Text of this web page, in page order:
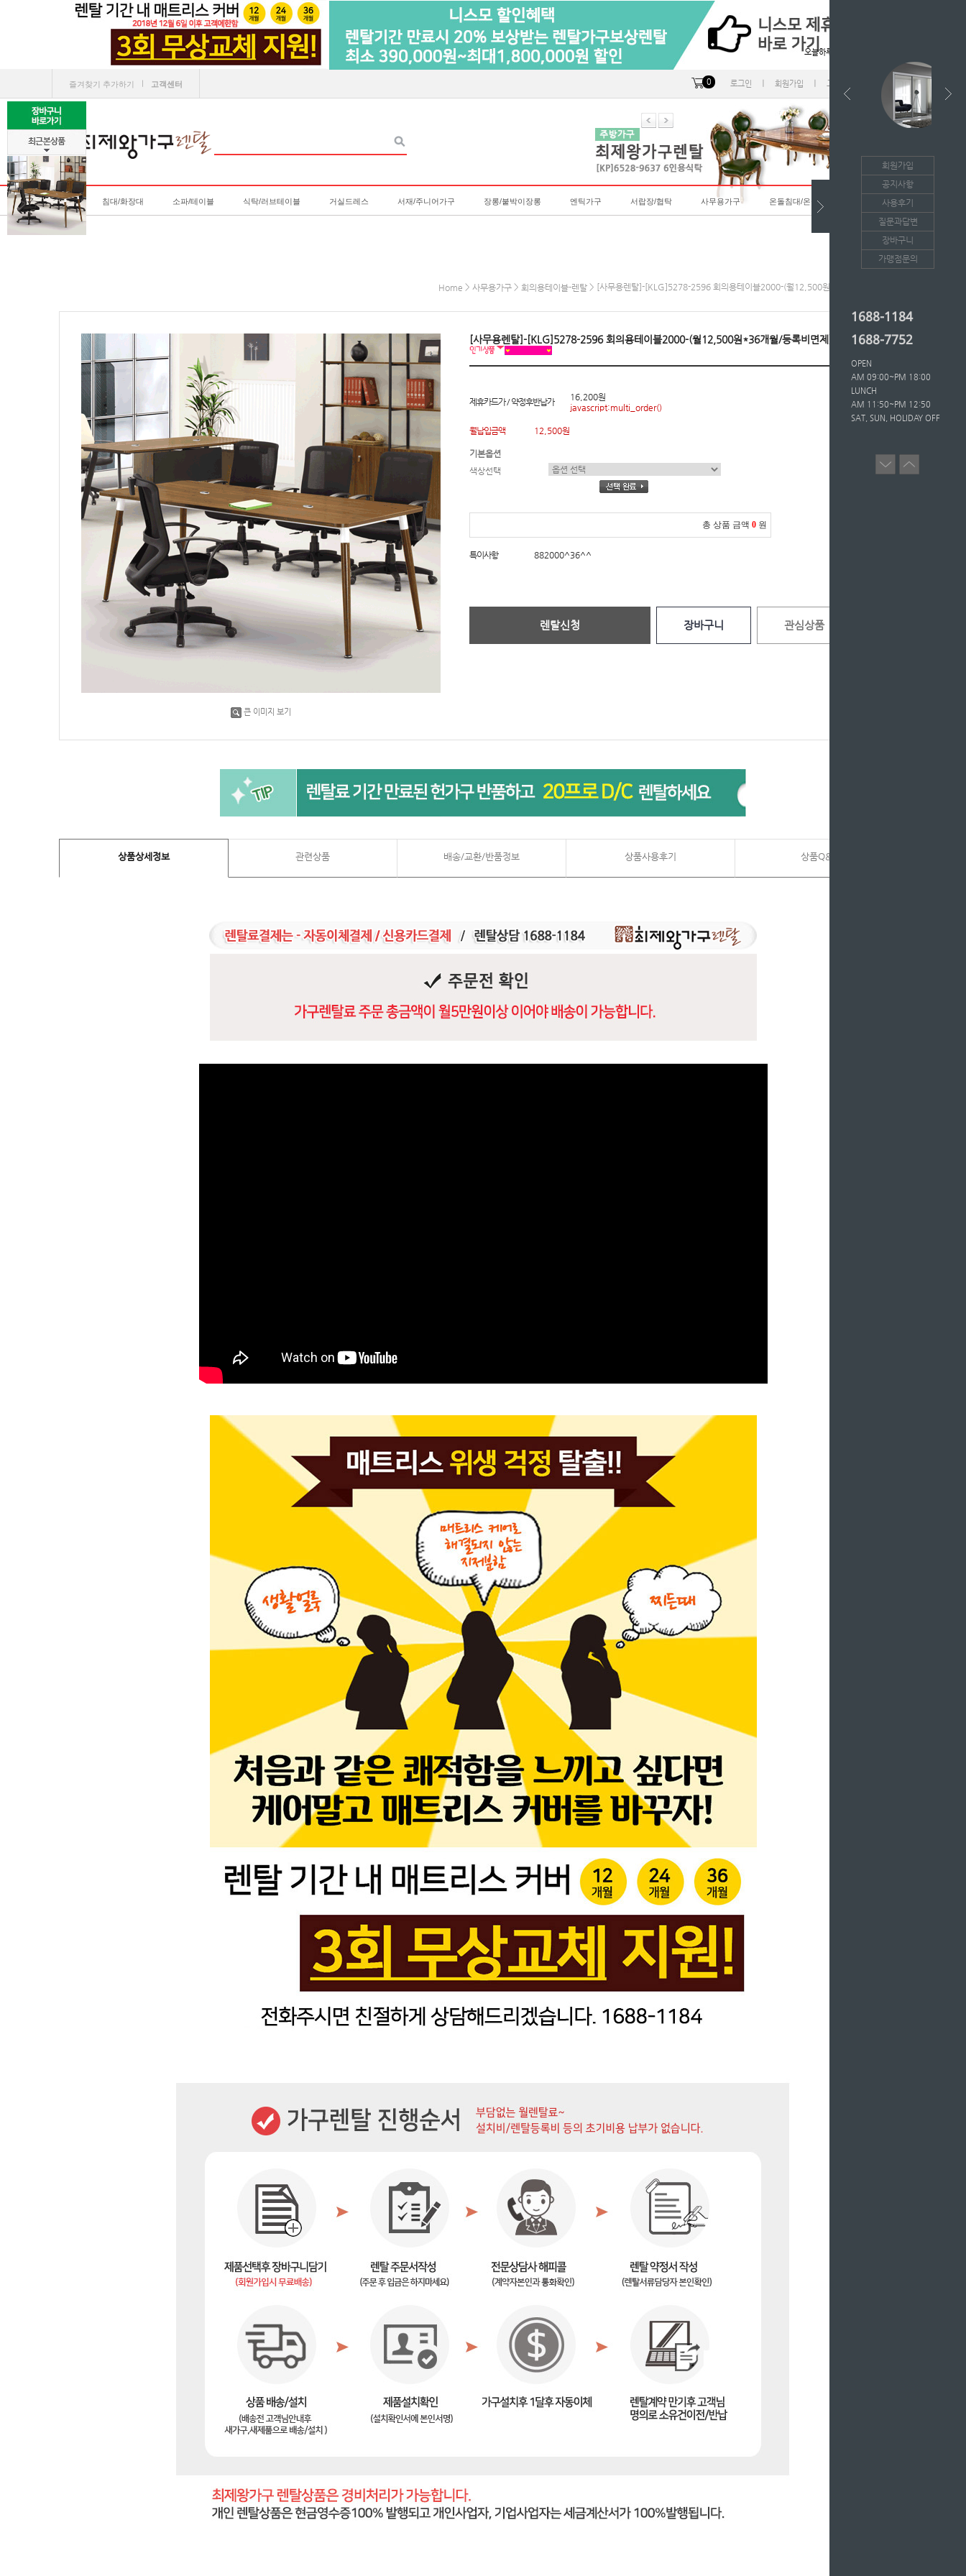
오늘하루 열지않음
즐겨찾기 추가하기 ㅣ 고객센터 0 로그인 회원가입 고객센터 마이페이지
침대/화장대 소파/테이블 식탁/러브테이블 거실드레스 서재/주니어가구 장롱/붙박이장롱 엔틱가구 서랍장/협탁 사무용가구 온돌침대/온돌소파
Home > 사무용가구 > 회의용테이블-렌탈 > [사무용렌탈]-[KLG]5278-2596 회의용테이블2000-(월12,500원*36개월/등록비면제)
큰 이미지 보기
[사무용렌탈]-[KLG]5278-2596 회의용테이블2000-(월12,500원*36개월/등록비면제)
제휴카드가 / 약정후반납가
16,200원
javascript:multi_order()
월납입금액 12,500원
기본옵션
색상선택
총 상품 금액 0 원
특이사항 882000^36^^
렌탈신청 장바구니 관심상품
상품상세정보 관련상품 배송/교환/반품정보 상품사용후기 상품Q&A
회원가입
공지사항
사용후기
질문과답변
장바구니
가맹점문의
1688-1184
1688-7752
OPEN
AM 09:00~PM 18:00
LUNCH
AM 11:50~PM 12:50
SAT, SUN, HOLIDAY OFF